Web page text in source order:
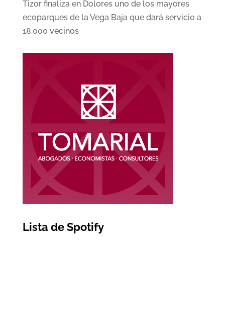
Tizor finaliza en Dolores uno de los mayores
ecoparques de la Vega Baja que dará servicio a
18.000 vecinos
Lista de Spotify